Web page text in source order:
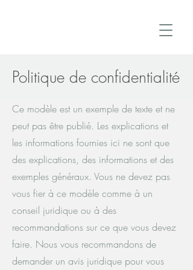
Politique de confidentialité
Ce modèle est un exemple de texte et ne
peut pas être publié. Les explications et
les informations fournies ici ne sont que
des explications, des informations et des
exemples généraux. Vous ne devez pas
vous fier à ce modèle comme à un
conseil juridique ou à des
recommandations sur ce que vous devez
faire. Nous vous recommandons de
demander un avis juridique pour vous